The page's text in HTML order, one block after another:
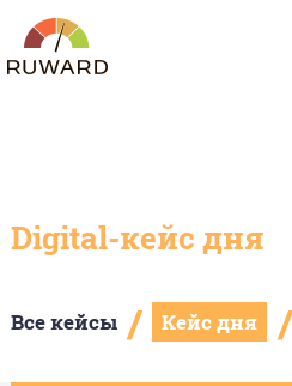
Digital-кейс дня
Все кейсы / Кейс дня /